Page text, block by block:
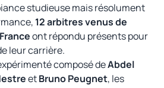
studieuse mais résolument
12 arbitres venus de
ont répondu présents pour
leur carrière.
composé deAbdel
etBruno Peugnet, les